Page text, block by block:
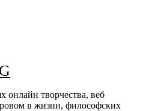
онлайн творчества, веб
в жизни, философских